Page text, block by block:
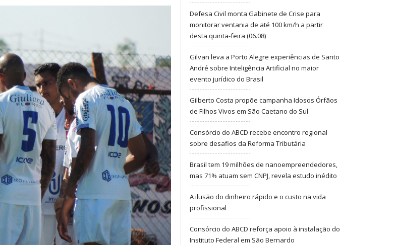
Defesa Civil monta Gabinete de Crise para
monitorar ventania de até 100 km/h a partir
desta quinta-feira (06.08)
Gilvan leva a Porto Alegre experiências de Santo
André sobre Inteligência Artificial no maior
evento jurídico do Brasil
Gilberto Costa propõe campanha Idosos Órfãos
de Filhos Vivos em São Caetano do Sul
Consórcio do ABCD recebe encontro regional
sobre desafios da Reforma Tributária
Brasil tem 19 milhões de nanoempreendedores,
mas 71% atuam sem CNPJ, revela estudo inédito
A ilusão do dinheiro rápido e o custo na vida
profissional
Consórcio do ABCD reforça apoio à instalação do
Instituto Federal em São Bernardo